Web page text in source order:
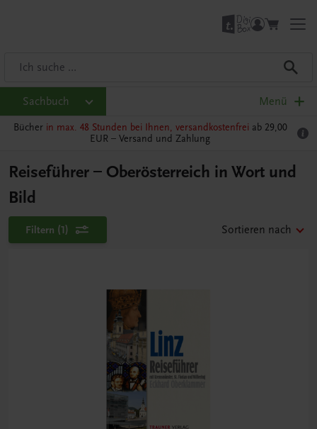
Sachbuch Menü
Bücher in max. 48 Stunden bei Ihnen, versandkostenfrei ab 29,00
EUR – Versand und Zahlung
Reiseführer – Oberösterreich in Wort und
Bild
Filtern (1) Sortieren nach